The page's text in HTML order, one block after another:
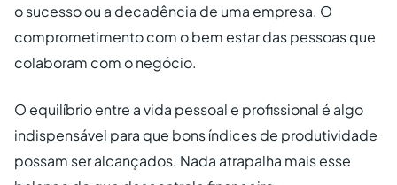
o sucesso ou a decadência de uma empresa. O
comprometimento com o bem estar das pessoas que
colaboram com o negócio.
O equilíbrio entre a vida pessoal e profissional é algo
indispensável para que bons índices de produtividade
possam ser alcançados. Nada atrapalha mais esse